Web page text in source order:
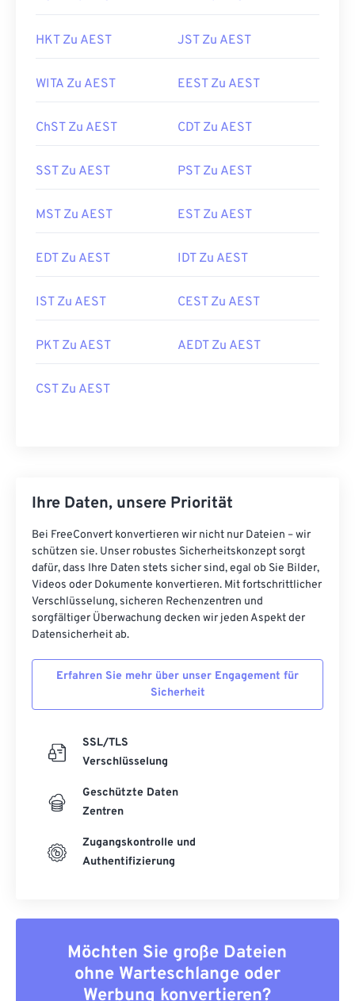
HKT Zu AEST JST Zu AEST
WITA Zu AEST EEST Zu AEST
ChST Zu AEST CDT Zu AEST
SST Zu AEST PST Zu AEST
MST Zu AEST EST Zu AEST
EDT Zu AEST IDT Zu AEST
IST Zu AEST CEST Zu AEST
PKT Zu AEST AEDT Zu AEST
CST Zu AEST
Ihre Daten, unsere Priorität
Bei FreeConvert konvertieren wir nicht nur Dateien – wir
schützen sie. Unser robustes Sicherheitskonzept sorgt
dafür, dass Ihre Daten stets sicher sind, egal ob Sie Bilder,
Videos oder Dokumente konvertieren. Mit fortschrittlicher
Verschlüsselung, sicheren Rechenzentren und
sorgfältiger Überwachung decken wir jeden Aspekt der
Datensicherheit ab.
Erfahren Sie mehr über unser Engagement für
Sicherheit
SSL/TLS
Verschlüsselung
Geschützte Daten
Zentren
Zugangskontrolle und
Authentifizierung
Möchten Sie große Dateien
ohne Warteschlange oder
Werbung konvertieren?